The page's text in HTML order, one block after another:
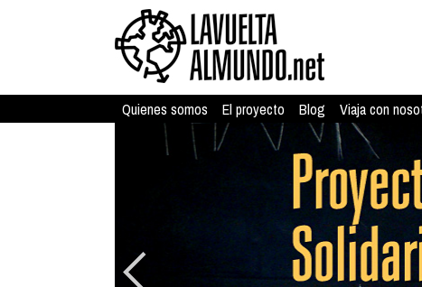
Quienes somos El proyecto Blog Viaja con